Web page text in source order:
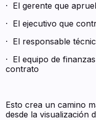
· El gerente que
· El ejecutivo que
· El responsable
· El equipo de
contrato
Esto crea un camino
desde la visualización